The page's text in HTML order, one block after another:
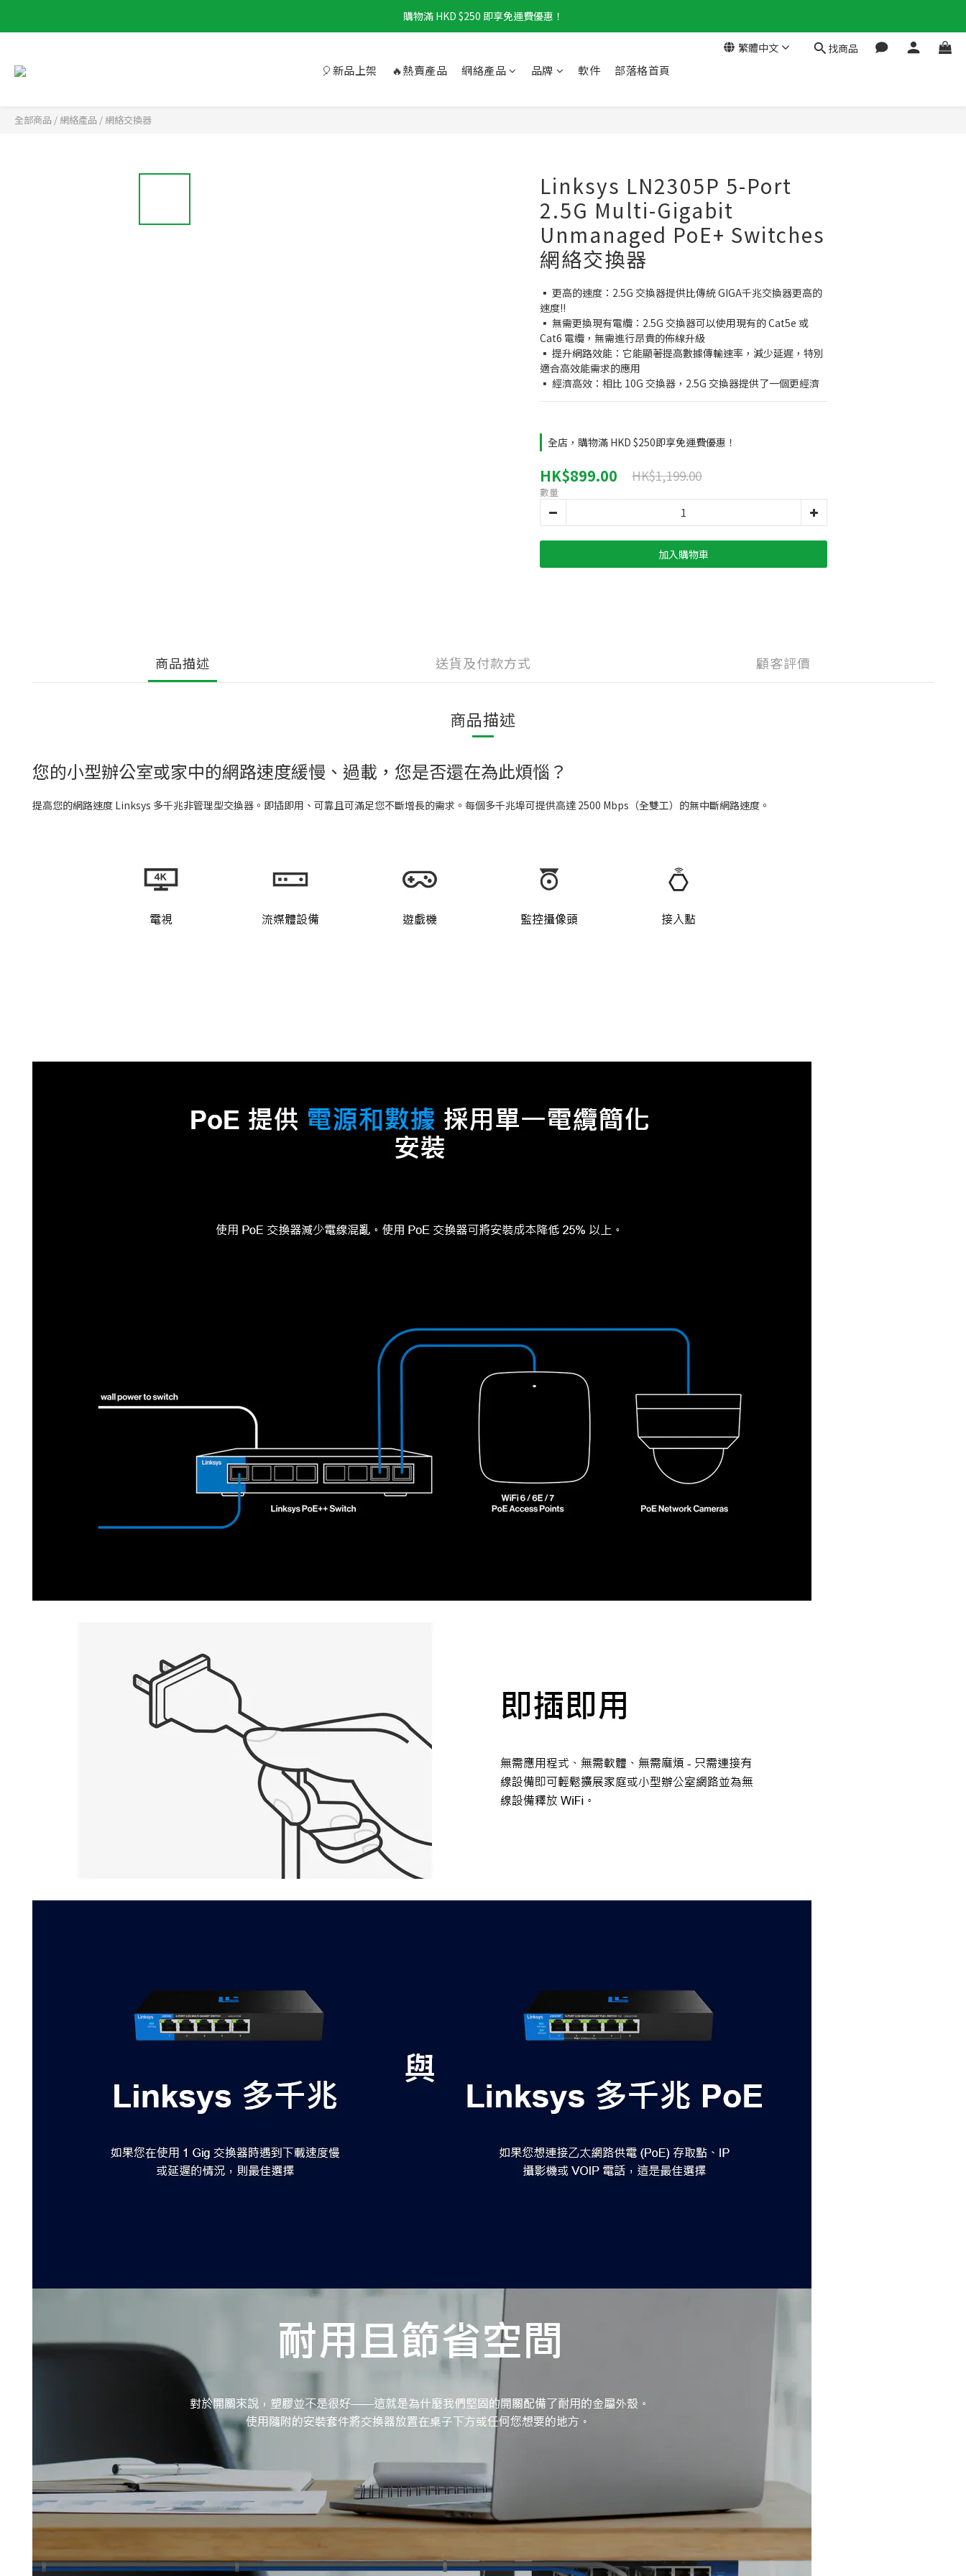
購物滿 HKD $250 即享免運費優惠！
繁體中文 找商品
🎈新品上架 🔥熱賣產品 網絡產品 品牌 軟件 部落格首頁
全部商品 / 網絡產品 / 網絡交換器
Linksys LN2305P 5-Port
2.5G Multi-Gigabit
Unmanaged PoE+ Switches
網絡交換器
▪️ 更高的速度：2.5G 交換器提供比傳統 GIGA千兆交換器更高的
速度!!
▪️ 無需更換現有電纜：2.5G 交換器可以使用現有的 Cat5e 或
Cat6 電纜，無需進行昂貴的佈線升級
▪️ 提升網路效能：它能顯著提高數據傳輸速率，減少延遲，特別
適合高效能需求的應用
▪️ 經濟高效：相比 10G 交換器，2.5G 交換器提供了一個更經濟
全店，購物滿 HKD $250即享免運費優惠！
HK$899.00 HK$1,199.00
數量
加入購物車
商品描述 送貨及付款方式 顧客評價
商品描述
您的小型辦公室或家中的網路速度緩慢、過載，您是否還在為此煩惱？
提高您的網路速度 Linksys 多千兆非管理型交換器。即插即用、可靠且可滿足您不斷增長的需求。每個多千兆埠可提供高達 2500 Mbps（全雙工）的無中斷網路速度。